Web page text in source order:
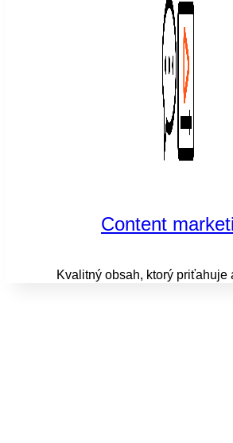
Content
Kvalitný obsah, ktorý priťahuje